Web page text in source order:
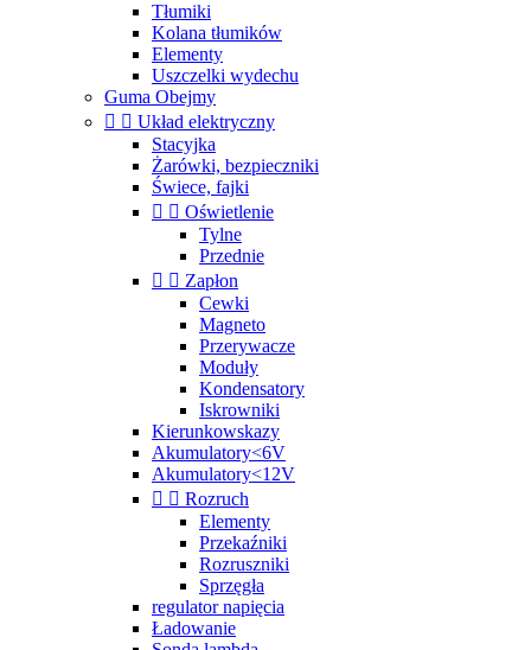
Tłumiki
Kolana tłumików
Elementy
Uszczelki wydechu
Guma Obejmy
  Układ elektryczny
Stacyjka
Żarówki, bezpieczniki
Świece, fajki
  Oświetlenie
Tylne
Przednie
  Zapłon
Cewki
Magneto
Przerywacze
Moduły
Kondensatory
Iskrowniki
Kierunkowskazy
Akumulatory<6V
Akumulatory<12V
  Rozruch
Elementy
Przekaźniki
Rozruszniki
Sprzęgła
regulator napięcia
Ładowanie